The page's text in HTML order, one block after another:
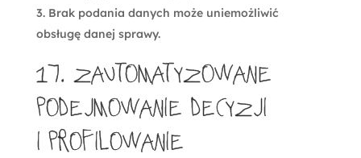
Brak podania danych może uniemożliwić
obsługę danej sprawy.
17. Zautomatyzowane
podejmowanie decyzji
i profilowanie